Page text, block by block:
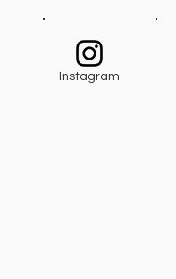
Instagram